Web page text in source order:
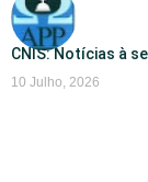
CNIS: Notícias à
10 Julho, 2026